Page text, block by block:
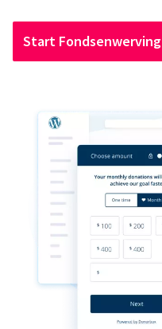
Start Fondsenwerving